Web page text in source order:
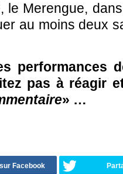
le Merengue,
au moins deux
performances
pas à réagir
» …
Facebook